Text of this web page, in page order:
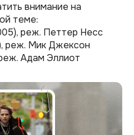
внимание на
теме:
реж. Петтер Несс
реж. Мик Джексон
Адам Эллиот